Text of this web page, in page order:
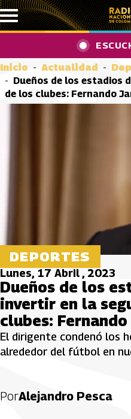
Pasar al contenido principal
Inicio Actualidad
Dueños de los estadios
de los clubes: Fernando
DEPORTES
Lunes, 17 Abril , 2023
Dueños de los
invertir en la
clubes:
El dirigente condenó los
alrededor del fútbol en
PorAlejandro Pesca